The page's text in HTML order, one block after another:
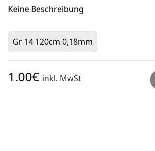
Keine Beschreibung
Gr 14 120cm 0,18mm
1.00€ inkl. MwSt